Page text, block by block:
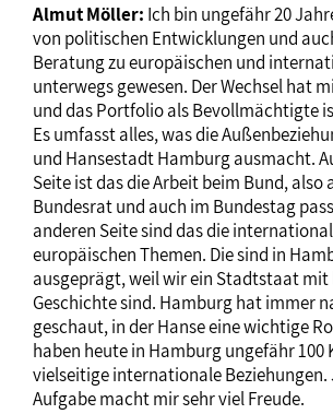
Almut Möller: Ich bin ungefähr 20
von politischen Entwicklungen und
Beratung zu europäischen und
unterwegs gewesen. Der Wechsel hat
und das Portfolio als Bevollmächtigte
Es umfasst alles, was die
und Hansestadt Hamburg ausmacht.
Seite ist das die Arbeit beim Bund, also
Bundesrat und auch im Bundestag
anderen Seite sind das die
europäischen Themen. Die sind in
ausgeprägt, weil wir ein Stadtstaat mit
Geschichte sind. Hamburg hat immer
geschaut, in der Hanse eine wichtige
haben heute in Hamburg ungefähr 100
vielseitige internationale Beziehungen.
Aufgabe macht mir sehr viel Freude.